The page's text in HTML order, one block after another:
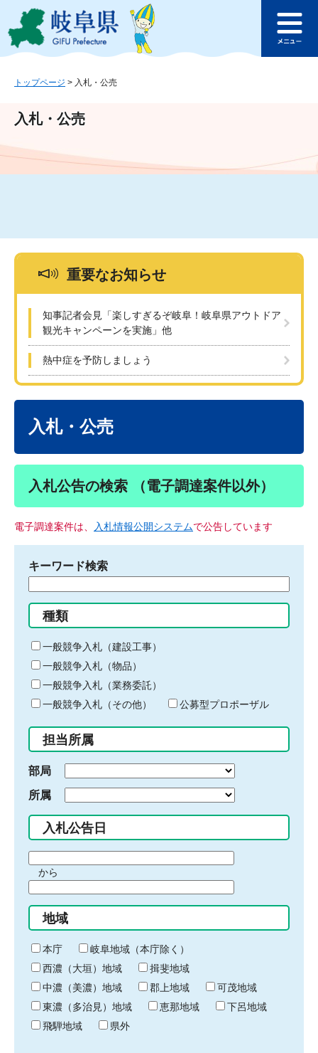
ジ
ュ
文
このページの本文へ
ュ
トップページ > 入札・公売
入札・公売
重要なお知らせ
知事記者会見「楽しすぎるぞ岐阜！岐阜県アウトドア
観光キャンペーンを実施」他
熱中症を予防しましょう
入札・公売
入札公告の検索 （電子調達案件以外）
電子調達案件は、 入札情報公開システムで公告しています
キーワード検索
る
キ
ー
ワ
ー
ド
入
力
種類
一般競争入札（建設工事）
一般競争入札（物品）
一般競争入札（業務委託）
一般競争入札（その他）
公募型プロポーザル
担当所属
部局
所属
入札公告日
間
始
り
から
間
終
わ
り
地域
本庁
岐阜地域（本庁除く）
西濃（大垣）地域
揖斐地域
中濃（美濃）地域
郡上地域
可茂地域
東濃（多治見）地域
恵那地域
下呂地域
飛騨地域
県外